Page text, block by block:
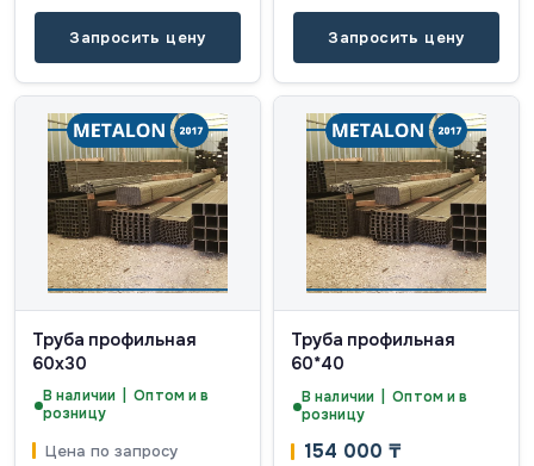
Запросить цену Запросить цену
Труба профильная
60х30
В наличии | Оптом и в
розницу
Цена по запросу
Труба профильная
60*40
В наличии | Оптом и в
розницу
154 000 ₸